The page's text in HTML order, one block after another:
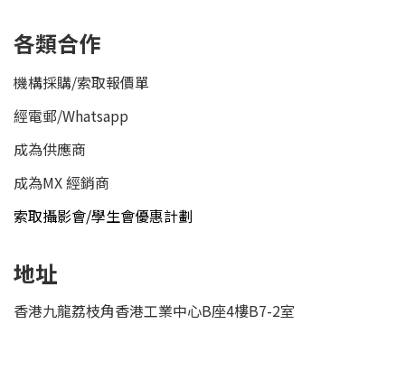
各類合作
機構採購/索取報價單
經電郵/Whatsapp
成為供應商
成為MX 經銷商
索取攝影會/學生會優惠計劃
地址
香港九龍荔枝角香港工業中心B座4樓B7-2室